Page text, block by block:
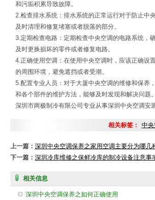
和污垢积累导致故障。
2.检查排水系统：排水系统的正常运行对于防止中
及时清理和修复堵塞或者脱落的部分。
3.定期检查电路：定期检查中央空调的电路系统，
及时更换损坏的零件或者修复电路。
4.正确使用空调：在使用中央空调时，应该正确设
的周围环境，避免遮挡或者受潮。
5.配置专业人员：对于大厦中央空调的维修和保养
和各个部件的维护方法，能够及时发现和解决问题。
深圳市两极制冷有限公司专业从事深圳中央空调安
相关标签： 中
上一篇： 深圳中央空调保养之家用空调主要分为哪几
下一篇： 深圳冷库维修之保鲜冷库的制冷设备注意事
相关信息
深圳中央空调保养之如何正确使用